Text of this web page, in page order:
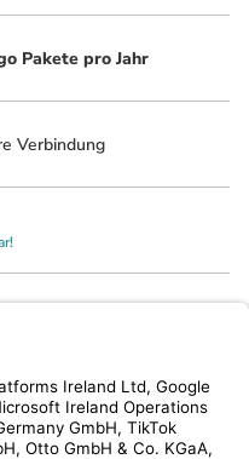
Pakete pro Jahr
Verbindung